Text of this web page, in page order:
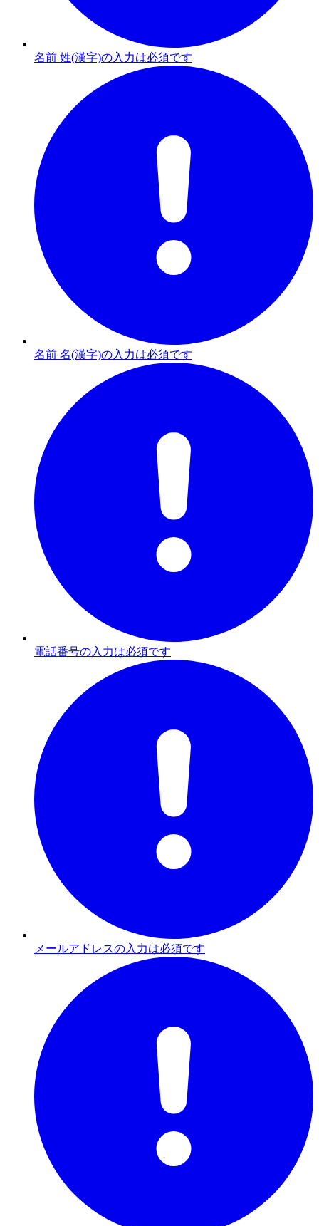
名前 姓(漢字)の入力は必須です
名前 名(漢字)の入力は必須です
電話番号の入力は必須です
メールアドレスの入力は必須です